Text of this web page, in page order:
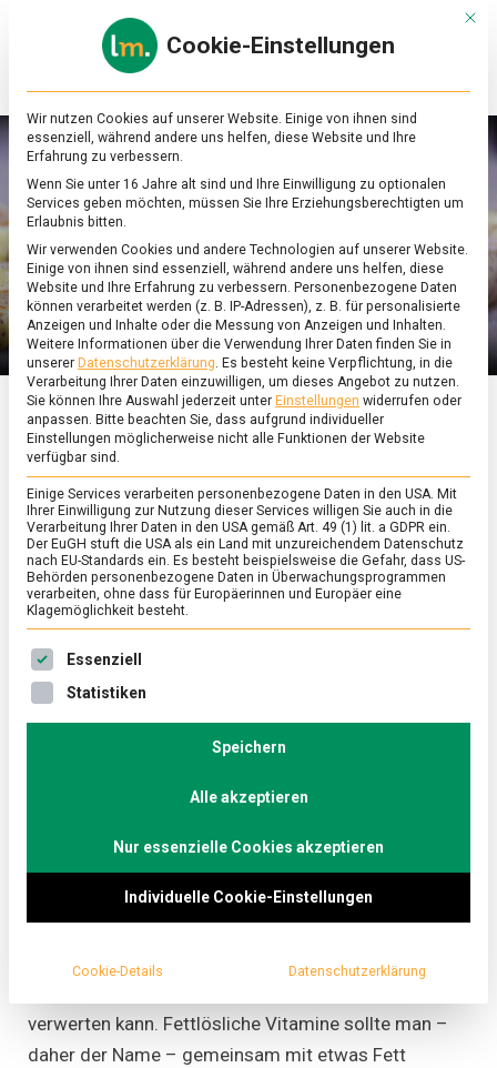
Online-
Magazin
zu
&
Ernährung
ERNÄHRUNG & GESUNDHEIT /FEATURED
Kochen fürs
Immunsystem –
fettlösliche Vitamine
28. Januar 2022 Manon Commenton
fettlösliche
In der zweiten Folge von „Kochen fürs
Immunsystem“ stehen die fettlöslichen Vitamine
im Vordergrund. Ernährungsberaterin und Köchin
Linda Otto bereitet einen Lachs mit Parmesan-
Blechkartoffeln.
Was ist eigentlich der Unterscheid zwischen wasser-
fettlösliche und wasserlösliche Vitamine können wir
verwerten kann. Fettlösliche Vitamine sollte man –
daher der Name – gemeinsam mit etwas Fett
Mit
Cookie-Einstellungen
Wir nutzen Cookies auf unserer Website. Einige von ihnen sind
essenziell, während andere uns helfen, diese Website und Ihre
Erfahrung zu verbessern.
Wenn Sie unter 16 Jahre alt sind und Ihre Einwilligung zu optionalen
Services geben möchten, müssen Sie Ihre Erziehungsberechtigten um
Erlaubnis bitten.
Wir verwenden Cookies und andere Technologien auf unserer Website.
Einige von ihnen sind essenziell, während andere uns helfen, diese
Website und Ihre Erfahrung zu verbessern. Personenbezogene Daten
können verarbeitet werden (z. B. IP-Adressen), z. B. für personalisierte
Anzeigen und Inhalte oder die Messung von Anzeigen und Inhalten.
Weitere Informationen über die Verwendung Ihrer Daten finden Sie in
unserer Datenschutzerklärung. Es besteht keine Verpflichtung, in die
Verarbeitung Ihrer Daten einzuwilligen, um dieses Angebot zu nutzen.
Sie können Ihre Auswahl jederzeit unter Einstellungen widerrufen oder
anpassen. Bitte beachten Sie, dass aufgrund individueller
Einstellungen möglicherweise nicht alle Funktionen der Website
verfügbar sind.
Einige Services verarbeiten personenbezogene Daten in den USA. Mit
Ihrer Einwilligung zur Nutzung dieser Services willigen Sie auch in die
Verarbeitung Ihrer Daten in den USA gemäß Art. 49 (1) lit. a GDPR ein.
Der EuGH stuft die USA als ein Land mit unzureichendem Datenschutz
nach EU-Standards ein. Es besteht beispielsweise die Gefahr, dass US-
Behörden personenbezogene Daten in Überwachungsprogrammen
verarbeiten, ohne dass für Europäerinnen und Europäer eine
Klagemöglichkeit besteht.
Es folgt eine Liste der Service-Gruppen, für die eine
Essenziell
Statistiken
Speichern
Alle akzeptieren
Nur essenzielle Cookies akzeptieren
Individuelle Cookie-Einstellungen
Cookie-Details Datenschutzerklärung